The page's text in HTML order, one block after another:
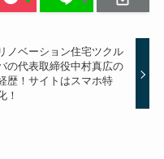
リノベーション住宅ツクル
の代表取締役中村真広の
歴！サイトはスマホ特
！